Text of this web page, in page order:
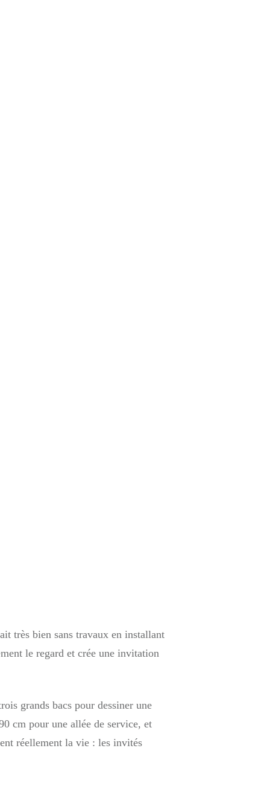
très bien sans travaux en installant
le regard et crée une invitation
grands bacs pour dessiner une
cm pour une allée de service, et
réellement la vie : les invités